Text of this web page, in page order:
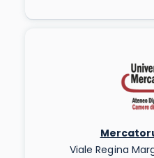
Viale Regina